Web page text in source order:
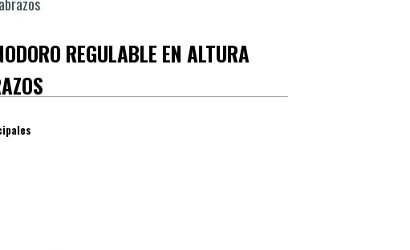
REGULABLE EN ALTURA